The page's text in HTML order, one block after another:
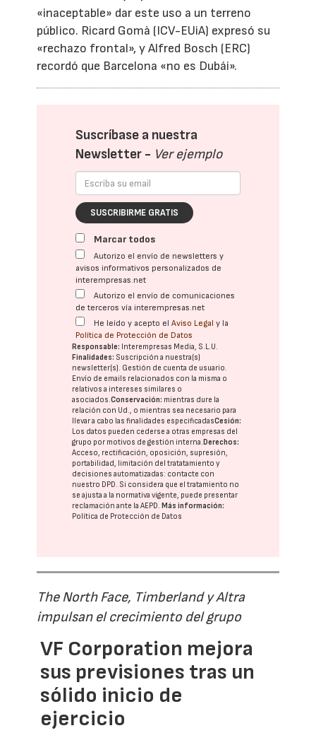
«inaceptable» dar este uso a un terreno
público. Ricard Gomà (ICV-EUiA) expresó su
«rechazo frontal», y Alfred Bosch (ERC)
recordó que Barcelona «no es Dubái».
Suscríbase a nuestra
Newsletter - Ver ejemplo
SUSCRIBIRME GRATIS
Marcar todos
Autorizo el envío de newsletters y
avisos informativos personalizados de
interempresas.net
Autorizo el envío de comunicaciones
de terceros vía interempresas.net
He leído y acepto elAviso Legal y la
Política de Protección de Datos
Responsable: Interempresas Media, S.L.U.
Finalidades: Suscripción a nuestra(s)
newsletter(s). Gestión de cuenta de usuario.
Envío de emails relacionados con la misma o
relativos a intereses similares o
asociados.Conservación: mientras dure la
relación con Ud., o mientras sea necesario para
llevar a cabo las finalidades especificadasCesión:
Los datos pueden cederse a otras empresas del
grupo por motivos de gestión interna. Derechos:
Acceso, rectificación, oposición, supresión,
portabilidad, limitación del tratatamiento y
decisiones automatizadas: contacte con
nuestro DPD. Si considera que el tratamiento no
se ajusta a la normativa vigente, puede presentar
reclamación ante laAEPD. Más información:
Política de Protección de Datos
The North Face, Timberland y Altra
impulsan el crecimiento del grupo
VF Corporation mejora
sus previsiones tras un
sólido inicio de
ejercicio